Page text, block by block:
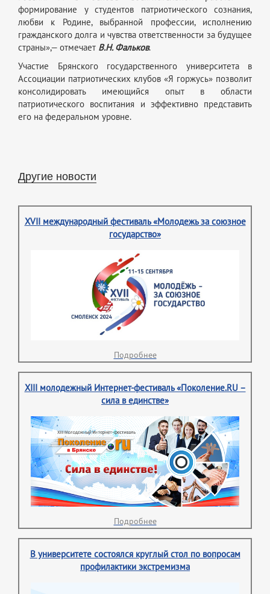
формирование у студентов патриотического сознания,
любви к Родине, выбранной профессии, исполнению
гражданского долга и чувства ответственности за будущее
страны»,— отмечает В.Н. Фальков.
Участие Брянского государственного университета в
Ассоциации патриотических клубов «Я горжусь» позволит
консолидировать имеющийся опыт в области
патриотического воспитания и эффективно представить
его на федеральном уровне.
Другие новости
XVII международный фестиваль «Молодежь за союзное
государство»
Подробнее
XIII молодежный Интернет-фестиваль «Поколение.RU –
сила в единстве»
Подробнее
В университете состоялся круглый стол по вопросам
профилактики экстремизма